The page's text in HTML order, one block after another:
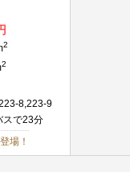
2
2
8,223-9
スで23分
場！